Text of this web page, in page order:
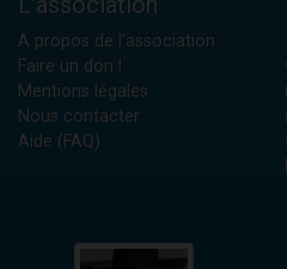
A propos de l'association
Faire un don !
Mentions légales
Nous contacter
Aide (FAQ)